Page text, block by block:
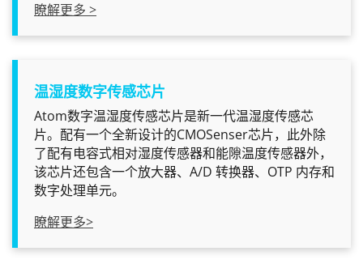
瞭解更多 >
温湿度数字传感芯片
Atom数字温湿度传感芯片是新一代温湿度传感芯
片。配有一个全新设计的CMOSenser芯片，此外除
了配有电容式相对湿度传感器和能隙温度传感器外，
该芯片还包含一个放大器、A/D 转换器、OTP 内存和
数字处理单元。
瞭解更多>